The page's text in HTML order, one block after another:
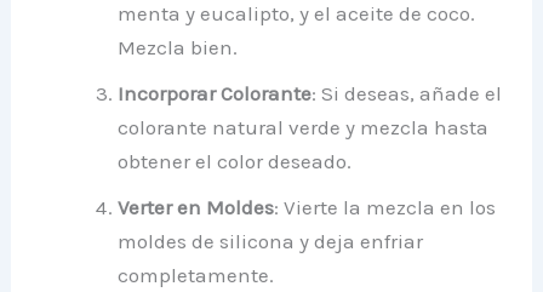
menta y eucalipto, y el aceite de coco.
Mezcla bien.
Incorporar Colorante: Si deseas, añade el
colorante natural verde y mezcla hasta
obtener el color deseado.
Verter en Moldes: Vierte la mezcla en los
moldes de silicona y deja enfriar
completamente.